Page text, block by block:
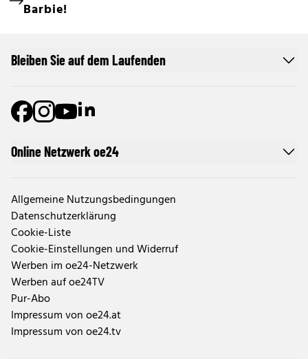
Barbie!
Online Netzwerk oe24
Allgemeine Nutzungsbedingungen
Datenschutzerklärung
Cookie-Liste
Cookie-Einstellungen und Widerruf
Werben im oe24-Netzwerk
Werben auf oe24TV
Pur-Abo
Impressum von oe24.at
Impressum von oe24.tv
Bleiben Sie auf dem Laufenden